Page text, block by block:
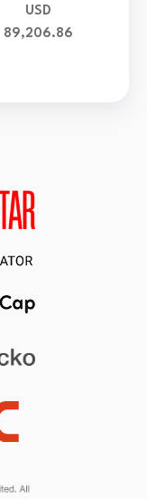
USD
89,206.86